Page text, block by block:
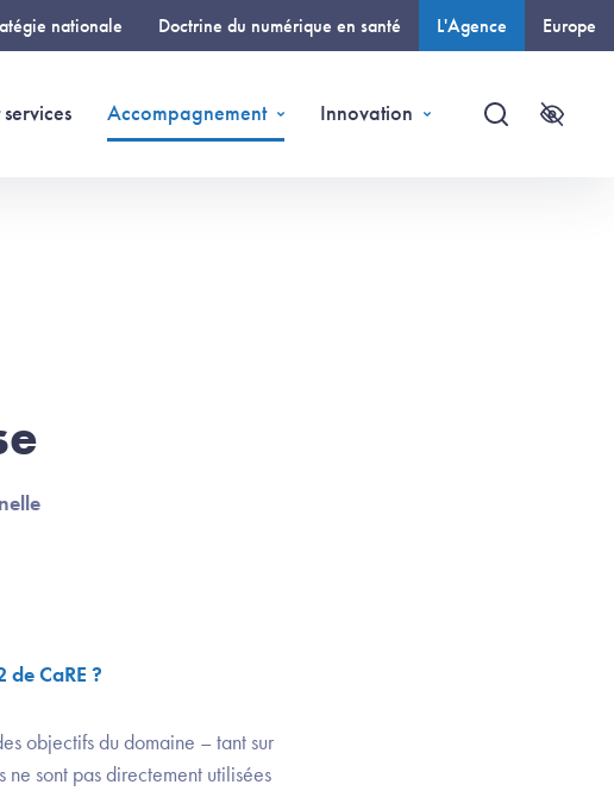
nationale Doctrine du numérique en santé L'Agence Europe
Accompagnement Innovation
Recherche
CaRE ?
objectifs du domaine – tant sur
sont pas directement utilisées